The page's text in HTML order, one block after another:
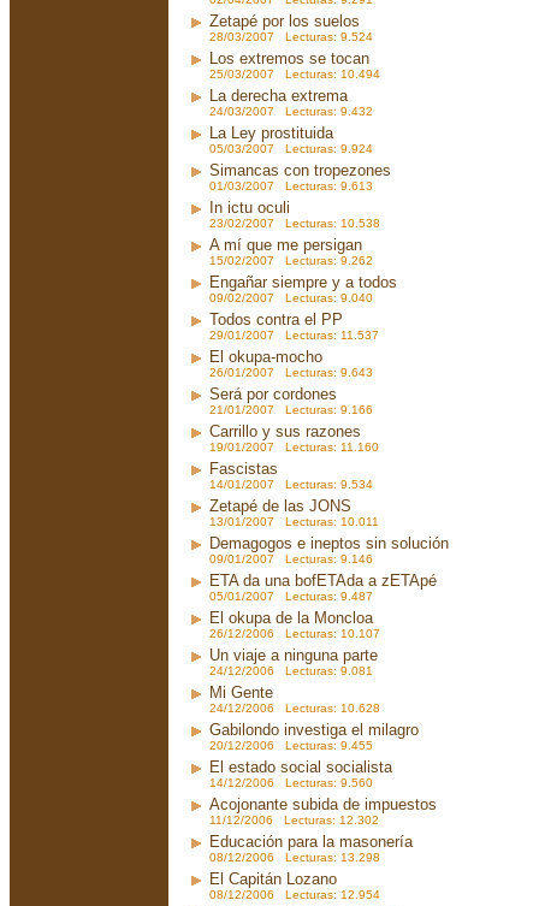
Zetapé por los suelos
28/03/2007 Lecturas: 9.524
Los extremos se tocan
25/03/2007 Lecturas: 10.494
La derecha extrema
24/03/2007 Lecturas: 9.432
La Ley prostituida
05/03/2007 Lecturas: 9.924
Simancas con tropezones
01/03/2007 Lecturas: 9.613
In ictu oculi
23/02/2007 Lecturas: 10.538
A mí que me persigan
15/02/2007 Lecturas: 9.262
Engañar siempre y a todos
09/02/2007 Lecturas: 9.040
Todos contra el PP
29/01/2007 Lecturas: 11.537
El okupa-mocho
26/01/2007 Lecturas: 9.643
Será por cordones
21/01/2007 Lecturas: 9.166
Carrillo y sus razones
19/01/2007 Lecturas: 11.160
Fascistas
14/01/2007 Lecturas: 9.534
Zetapé de las JONS
13/01/2007 Lecturas: 10.011
Demagogos e ineptos sin solución
09/01/2007 Lecturas: 9.146
ETA da una bofETAda a zETApé
05/01/2007 Lecturas: 9.487
El okupa de la Moncloa
26/12/2006 Lecturas: 10.107
Un viaje a ninguna parte
24/12/2006 Lecturas: 9.081
Mi Gente
24/12/2006 Lecturas: 10.628
Gabilondo investiga el milagro
20/12/2006 Lecturas: 9.455
El estado social socialista
14/12/2006 Lecturas: 9.560
Acojonante subida de impuestos
11/12/2006 Lecturas: 12.302
Educación para la masonería
08/12/2006 Lecturas: 13.298
El Capitán Lozano
08/12/2006 Lecturas: 12.954